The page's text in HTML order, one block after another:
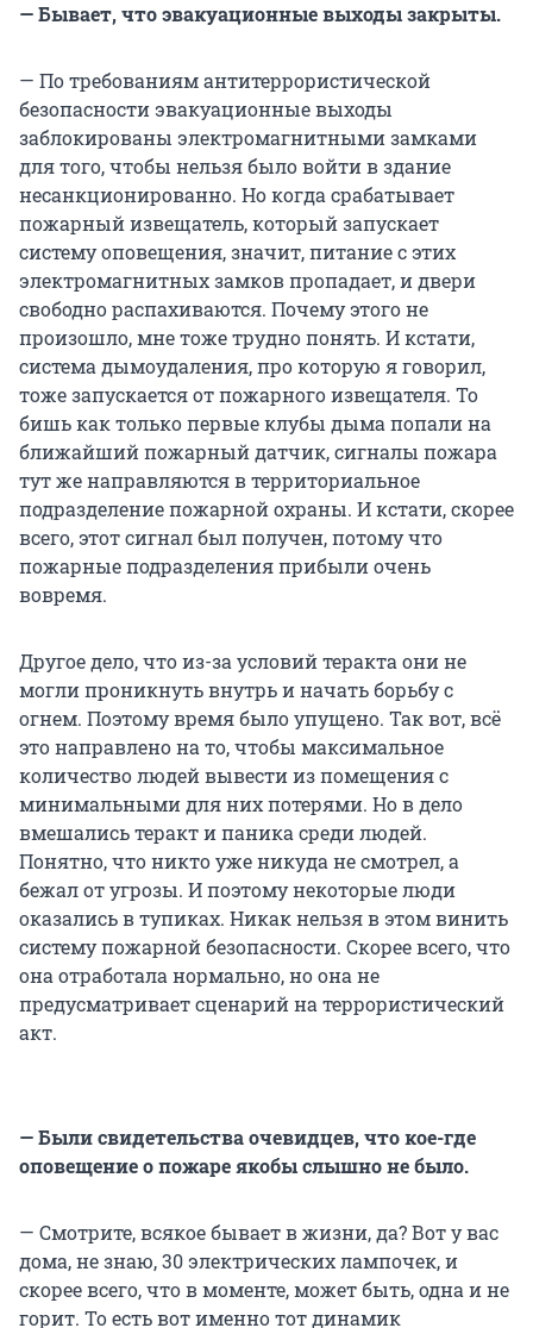
— Бывает, что эвакуационные выходы закрыты.
— По требованиям антитеррористической
безопасности эвакуационные выходы
заблокированы электромагнитными замками
для того, чтобы нельзя было войти в здание
несанкционированно. Но когда срабатывает
пожарный извещатель, который запускает
систему оповещения, значит, питание с этих
электромагнитных замков пропадает, и двери
свободно распахиваются. Почему этого не
произошло, мне тоже трудно понять. И кстати,
система дымоудаления, про которую я говорил,
тоже запускается от пожарного извещателя. То
бишь как только первые клубы дыма попали на
ближайший пожарный датчик, сигналы пожара
тут же направляются в территориальное
подразделение пожарной охраны. И кстати, скорее
всего, этот сигнал был получен, потому что
пожарные подразделения прибыли очень
вовремя.
Другое дело, что из-за условий теракта они не
могли проникнуть внутрь и начать борьбу с
огнем. Поэтому время было упущено. Так вот, всё
это направлено на то, чтобы максимальное
количество людей вывести из помещения с
минимальными для них потерями. Но в дело
вмешались теракт и паника среди людей.
Понятно, что никто уже никуда не смотрел, а
бежал от угрозы. И поэтому некоторые люди
оказались в тупиках. Никак нельзя в этом винить
систему пожарной безопасности. Скорее всего, что
она отработала нормально, но она не
предусматривает сценарий на террористический
акт.
— Были свидетельства очевидцев, что кое-где
оповещение о пожаре якобы слышно не было.
— Смотрите, всякое бывает в жизни, да? Вот у вас
дома, не знаю, 30 электрических лампочек, и
скорее всего, что в моменте, может быть, одна и не
горит. То есть вот именно тот динамик